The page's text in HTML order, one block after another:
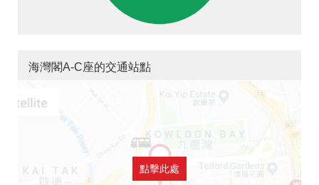
海灣閣A-C座的交通站點
點擊此處